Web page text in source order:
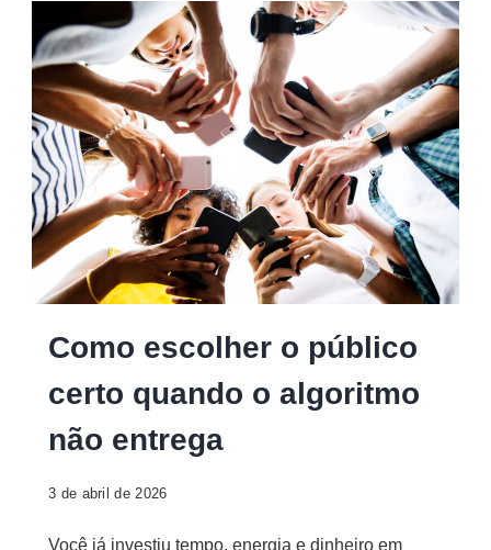
Como escolher o público
certo quando o algoritmo
não entrega
3 de abril de 2026
Você já investiu tempo, energia e dinheiro em